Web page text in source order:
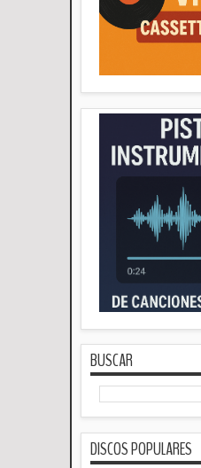
BUSCAR
DISCOS POPULARES